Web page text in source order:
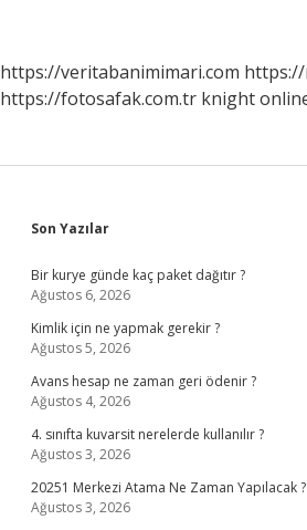
https://veritabanimimari.com https://
https://fotosafak.com.tr knight
Sidebar
Son Yazılar
Bir kurye günde kaç paket dağıtır ?
Ağustos 6, 2026
Kimlik için ne yapmak gerekir ?
Ağustos 5, 2026
Avans hesap ne zaman geri ödenir ?
Ağustos 4, 2026
4. sınıfta kuvarsit nerelerde kullanılır ?
Ağustos 3, 2026
20251 Merkezi Atama Ne Zaman Yapılacak ?
Ağustos 3, 2026